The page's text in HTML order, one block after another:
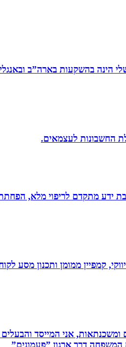
הינה בהשקעות בארה”ב
החשבונות לעצמאים.
ותודעה- כלי הריפוי החזקים ביותר בעולם!!! נטורופתית כ-18
קמפיין ממומן ותכנון
ומשכנתאות, אני המייסד
המשפחה דרך ארגון ”פעמונים”